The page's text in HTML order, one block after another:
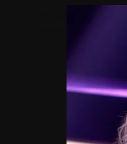
Телефон поддержки: